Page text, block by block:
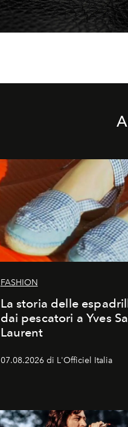
FASHION
La storia delle
dai pescatori a Yves
Laurent
07.08.2026 di L'Officiel Italia